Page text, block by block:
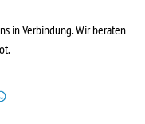
in Verbindung. Wir beraten